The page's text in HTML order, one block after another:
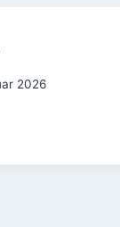
2026